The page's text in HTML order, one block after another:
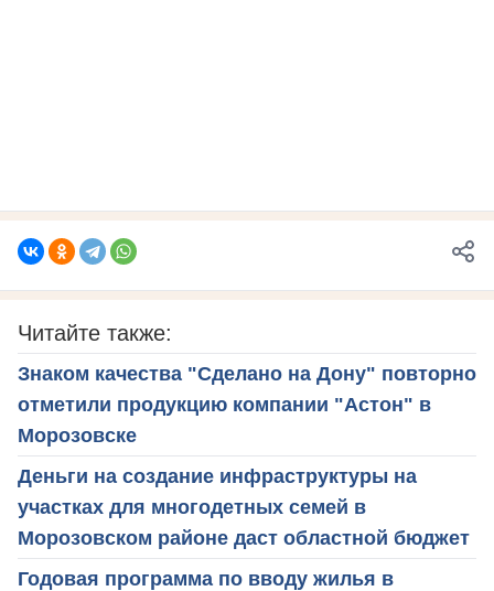
Читайте также:
Знаком качества "Сделано на Дону" повторно
отметили продукцию компании "Астон" в
Морозовске
Деньги на создание инфраструктуры на
участках для многодетных семей в
Морозовском районе даст областной бюджет
Годовая программа по вводу жилья в